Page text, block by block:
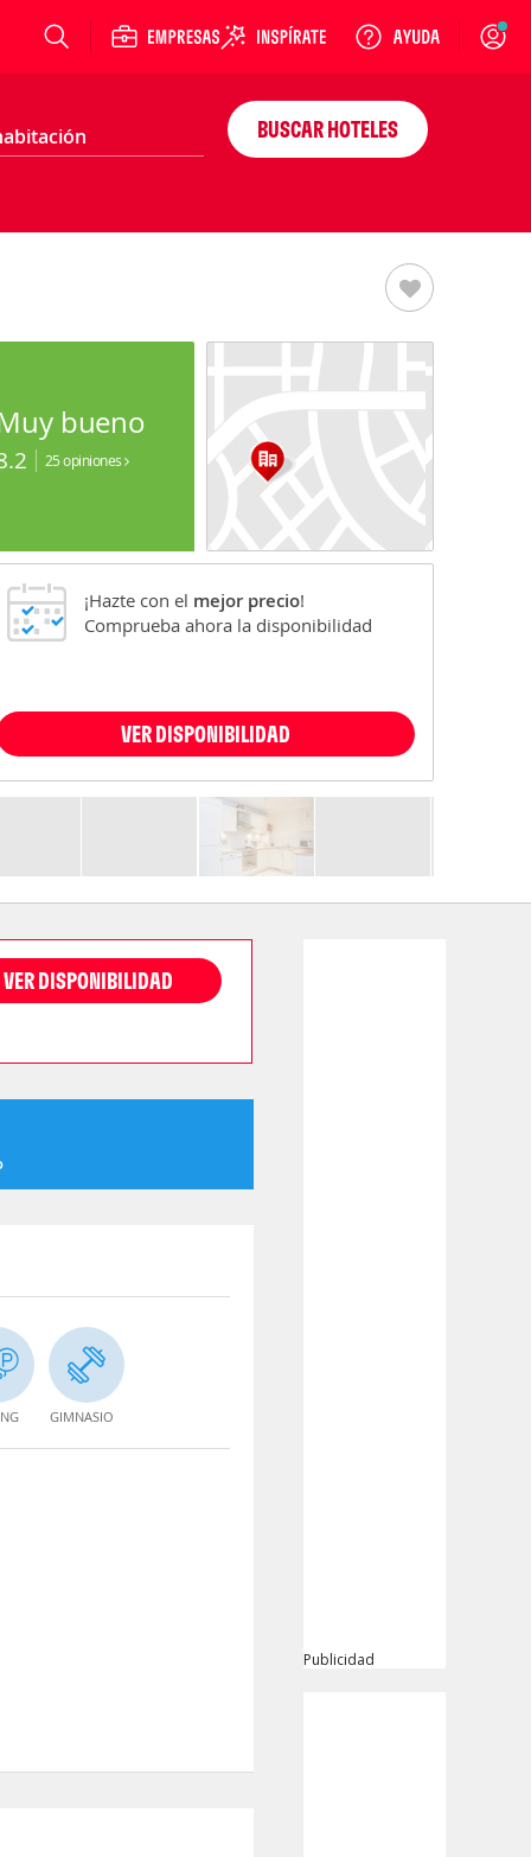
Login
BUSCAR HOTELES
bueno
25 opiniones
¡Hazte con el mejor precio!
Comprueba ahora la disponibilidad
VER DISPONIBILIDAD
VER DISPONIBILIDAD
GIMNASIO
Publicidad